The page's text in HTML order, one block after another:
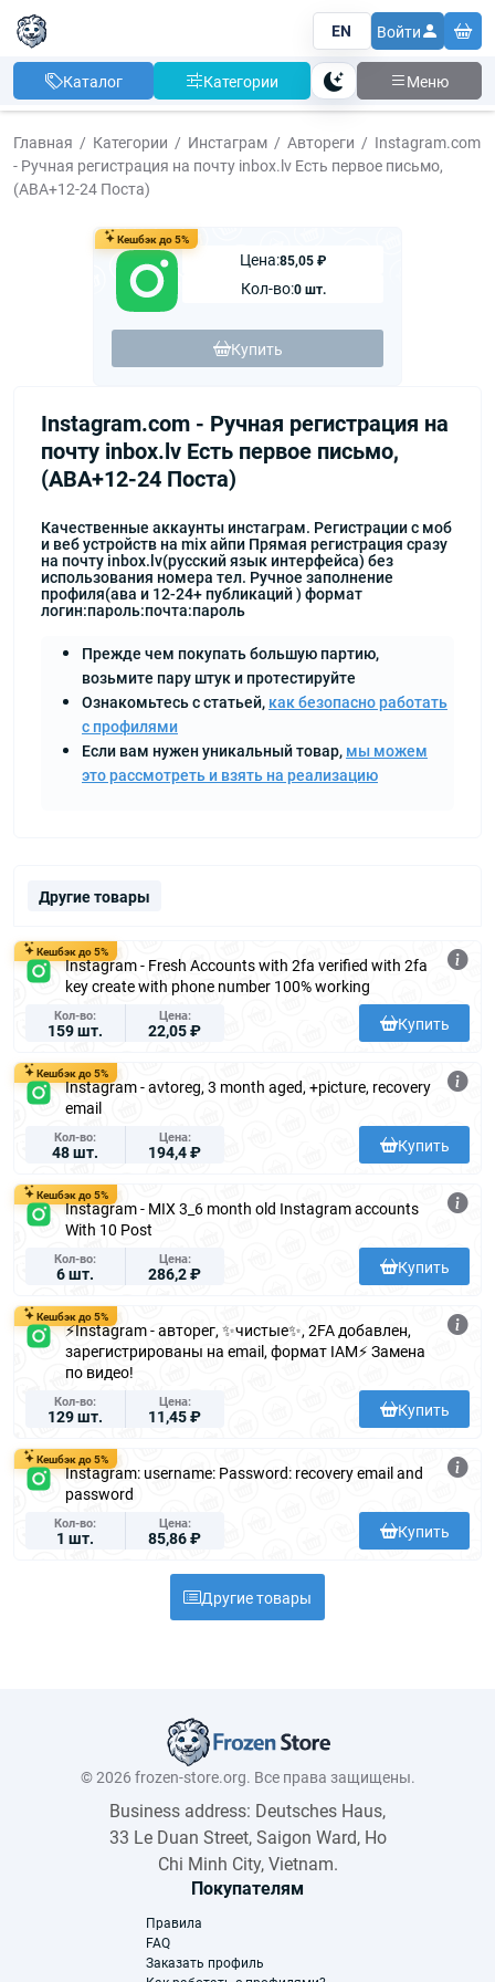
EN Войти
Каталог Категории Тема Меню
Главная Категории Инстаграм Автореги
Instagram.com
- Ручная регистрация на почту inbox.lv Есть первое письмо,
(АВА+12-24 Поста)
Кешбэк до 5%
Цена:85,05 ₽
Кол-во:0 шт.
Купить
Instagram.com - Ручная регистрация на
почту inbox.lv Есть первое письмо,
(АВА+12-24 Поста)
Качественные аккаунты инстаграм. Регистрации с моб
и веб устройств на mix айпи Прямая регистрация сразу
на почту inbox.lv(русский язык интерфейса) без
использования номера тел. Ручное заполнение
профиля(ава и 12-24+ публикаций ) формат
логин:пароль:почта:пароль
Прежде чем покупать большую партию,
возьмите пару штук и протестируйте
Ознакомьтесь с статьей, как безопасно работать
с профилями
Если вам нужен уникальный товар, мы можем
это рассмотреть и взять на реализацию
Другие товары
Кешбэк до 5%
Instagram - Fresh Accounts with 2fa verified with 2fa
key create with phone number 100% working
Кол-во
159 шт.
Цена
22,05 ₽ Купить
Кешбэк до 5%
Instagram - avtoreg, 3 month aged, +picture, recovery
email
Кол-во
48 шт.
Цена
194,4 ₽ Купить
Кешбэк до 5%
Instagram - MIX 3_6 month old Instagram accounts
With 10 Post
Кол-во
6 шт.
Цена
286,2 ₽ Купить
Кешбэк до 5%
⚡️Instagram - авторег, ✨чистые✨, 2FA добавлен,
зарегистрированы на email, формат IAM⚡️ Замена
по видео!
Кол-во
129 шт.
Цена
11,45 ₽ Купить
Кешбэк до 5%
Instagram: username: Password: recovery email and
password
Кол-во
1 шт.
Цена
85,86 ₽ Купить
Другие товары
© 2026 frozen-store.org. Все права защищены.
Business address: Deutsches Haus,
33 Le Duan Street, Saigon Ward, Ho
Chi Minh City, Vietnam.
Покупателям
Правила
FAQ
Заказать профиль